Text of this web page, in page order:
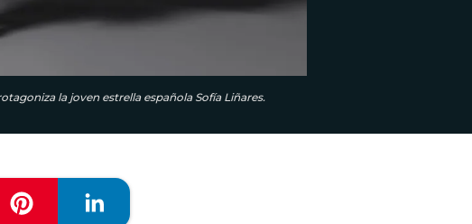
la joven estrella española Sofía Liñares.